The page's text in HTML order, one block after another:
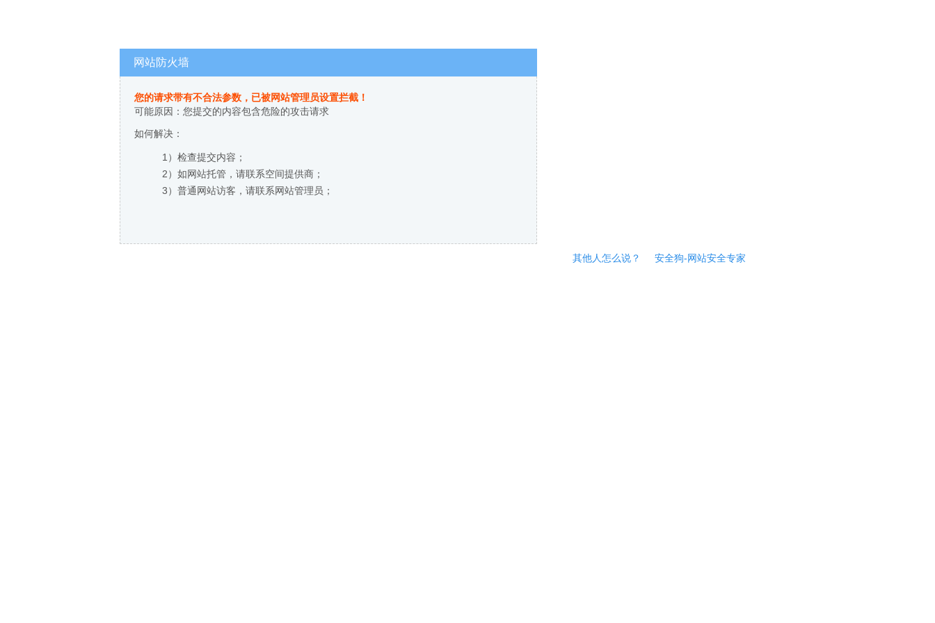
网站防火墙
您的请求带有不合法参数，已被网站管理员设置拦截！
可能原因：您提交的内容包含危险的攻击请求
如何解决：
1）检查提交内容；
2）如网站托管，请联系空间提供商；
3）普通网站访客，请联系网站管理员；
其他人怎么说？ 安全狗-网站安全专家